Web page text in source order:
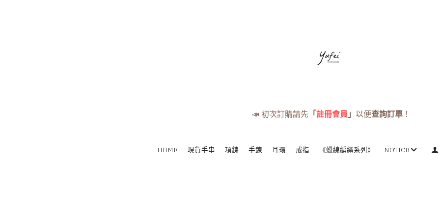
📣 初次訂購請先「註冊會員 」 以便查詢訂單！
HOME 現貨手串 項鍊 手鍊 耳環 戒指 《蠟線編繩系列》 NOTICE